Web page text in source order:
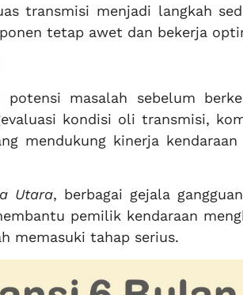
transmisi menjadi langkah
tetap awet dan bekerja
masalah sebelum
kondisi oli transmisi,
mendukung kinerja kendaraan
Utara, berbagai gejala
pemilik kendaraan
memasuki tahap serius.